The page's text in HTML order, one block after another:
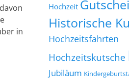
in
Hochzeit
Historische
Hochzeitsfahrten
Hochzeitskutsche
Jubiläum